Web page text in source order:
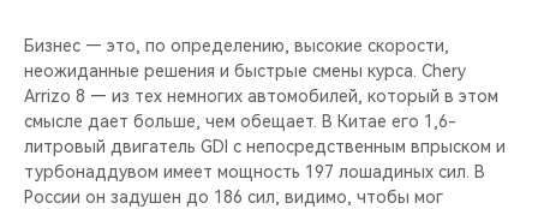
Бизнес — это, по определению, высокие скорости,
неожиданные решения и быстрые смены курса. Chery
Arrizo 8 — из тех немногих автомобилей, который в этом
смысле дает больше, чем обещает. В Китае его 1,6-
литровый двигатель GDI с непосредственным впрыском и
турбонаддувом имеет мощность 197 лошадиных сил. В
России он задушен до 186 сил, видимо, чтобы мог